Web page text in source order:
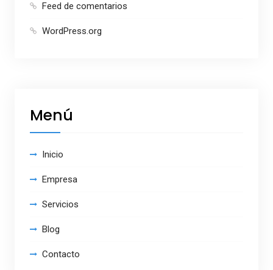
Feed de comentarios
WordPress.org
Menú
Inicio
Empresa
Servicios
Blog
Contacto